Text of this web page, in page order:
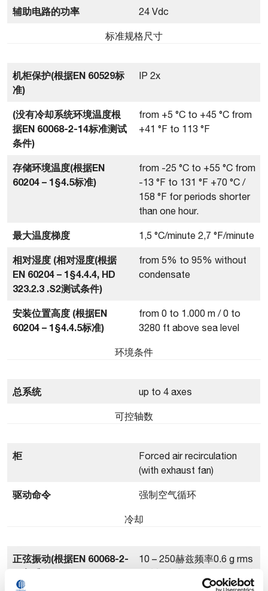
辅助电路的功率 24 Vdc
标准规格尺寸
机柜保护(根据EN 60529标
准)
IP 2x
(没有冷却系统环境温度根
据EN 60068-2-14标准测试
条件)
from +5 °C to +45 °C from
+41 °F to 113 °F
存储环境温度(根据EN
60204 – 1§4.5标准)
from -25 °C to +55 °C from
-13 °F to 131 °F +70 °C /
158 °F for periods shorter
than one hour.
最大温度梯度 1,5 °C/minute 2,7 °F/minute
相对湿度 (相对湿度(根据
EN 60204 – 1§4.4.4, HD
323.2.3 .S2测试条件)
from 5% to 95% without
condensate
安装位置高度 (根据EN
60204 – 1§4.4.5标准)
from 0 to 1.000 m / 0 to
3280 ft above sea level
环境条件
总系统 up to 4 axes
可控轴数
柜
Forced air recirculation
(with exhaust fan)
驱动命令 强制空气循环
冷却
正弦振动(根据EN 60068-2-
64标准)
10 – 250赫兹频率0.6 g rms